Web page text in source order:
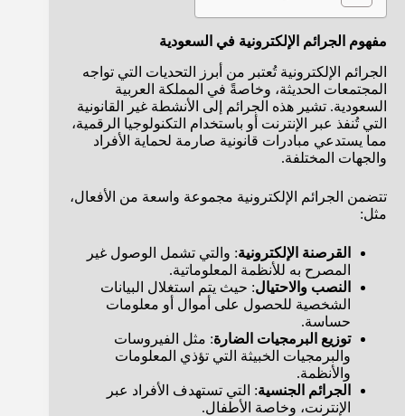
مفهوم الجرائم الإلكترونية في السعودية
الجرائم الإلكترونية تُعتبر من أبرز التحديات التي تواجه
المجتمعات الحديثة، وخاصةً في المملكة العربية
السعودية. تشير هذه الجرائم إلى الأنشطة غير القانونية
التي تُنفذ عبر الإنترنت أو باستخدام التكنولوجيا الرقمية،
مما يستدعي مبادرات قانونية صارمة لحماية الأفراد
والجهات المختلفة.
تتضمن الجرائم الإلكترونية مجموعة واسعة من الأفعال،
مثل:
القرصنة الإلكترونية: والتي تشمل الوصول غير
المصرح به للأنظمة المعلوماتية.
النصب والاحتيال: حيث يتم استغلال البيانات
الشخصية للحصول على أموال أو معلومات
حساسة.
توزيع البرمجيات الضارة: مثل الفيروسات
والبرمجيات الخبيثة التي تؤذي المعلومات
والأنظمة.
الجرائم الجنسية: التي تستهدف الأفراد عبر
الإنترنت، وخاصة الأطفال.